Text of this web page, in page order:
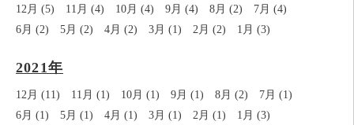
12月 (5) 11月 (4) 10月 (4) 9月 (4) 8月 (2)
7月 (4)
6月 (2)
5月 (2) 4月 (2) 3月 (1) 2月 (2) 1月 (3)
2021年
12月 (11) 11月 (1) 10月 (1) 9月 (1) 8月 (2)
7月 (1)
6月 (1)
5月 (1) 4月 (1) 3月 (1) 2月 (1) 1月 (3)